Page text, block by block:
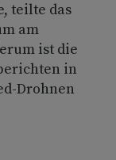
teilte das
am
ist die
in
Drohnen